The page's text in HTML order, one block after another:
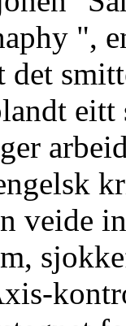
",
det
veide